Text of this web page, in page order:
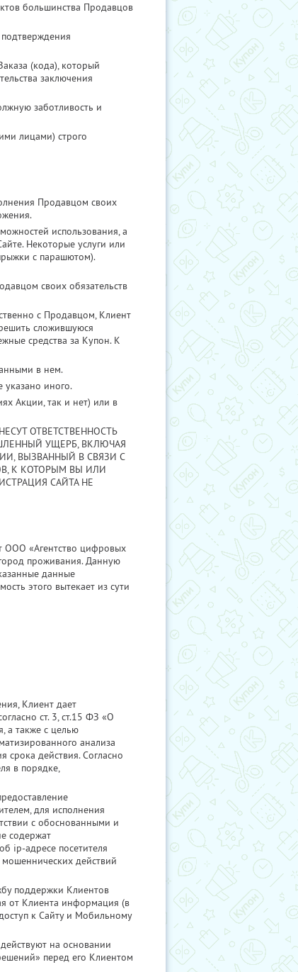
большинства Продавцов
(кода), который
заключения
заботливость и
лицами) строго
Продавцом своих
использования, а
Некоторые услуги или
с парашютом).
своих обязательств
с Продавцом, Клиент
сложившуюся
средства за Купон. К
в нем.
указано иного.
Акции, так и нет) или в
ОТВЕТСТВЕННОСТЬ
УЩЕРБ, ВКЛЮЧАЯ
ВЫЗВАННЫЙ В СВЯЗИ С
К КОТОРЫМ ВЫ ИЛИ
САЙТА НЕ
ООО «Агентство цифровых
проживания. Данную
данные
этого вытекает из сути
Клиент дает
ст. 3, ст.15 ФЗ «О
а также с целью
анализа
срока действия. Согласно
в порядке,
для исполнения
с обоснованными и
содержат
ip-адресе посетителя
действий
поддержки Клиентов
от Клиента информация (в
к Сайту и Мобильному
на основании
перед его Клиентом